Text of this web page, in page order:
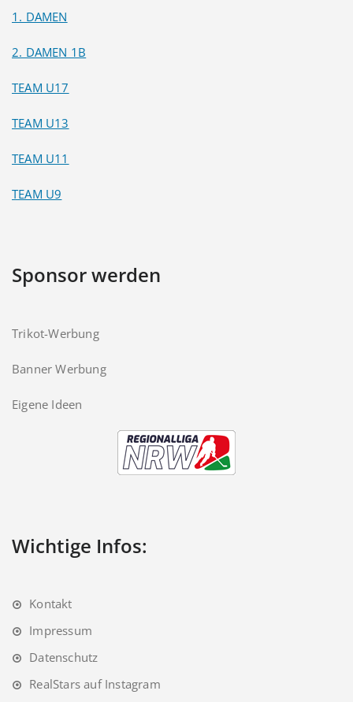
1. DAMEN
2. DAMEN 1B
TEAM U17
TEAM U13
TEAM U11
TEAM U9
Sponsor werden
Trikot-Werbung
Banner Werbung
Eigene Ideen
Wichtige Infos:
Kontakt
Impressum
Datenschutz
RealStars auf Instagram